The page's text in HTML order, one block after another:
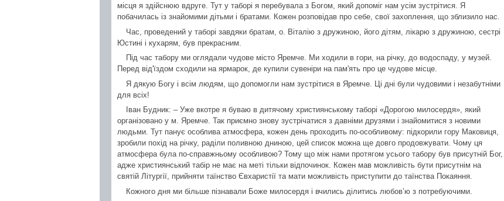
місця я здійснюю вдруге. Тут у таборі я перебувала з Богом, який допоміг нам усім зустрітися. Я
побачилась із знайомими дітьми і братами. Кожен розповідав про себе, свої захоплення, що зблизило нас.
Час, проведений у таборі завдяки братам, о. Віталію з дружиною, його дітям, лікарю з дружиною, сестрі
Юстині і кухарям, був прекрасним.
Під час табору ми оглядали чудове місто Яремче. Ми ходили в гори, на річку, до водоспаду, у музей.
Перед від'їздом сходили на ярмарок, де купили сувеніри на пам'ять про це чудове місце.
Я дякую Богу і всім людям, що допомогли нам зустрітися в Яремче. Ці дні були чудовими і незабутніми
для всіх!
Іван Будник: – Уже вкотре я буваю в дитячому християнському таборі «Дорогою милосердя», який
організовано у м. Яремче. Так приємно знову зустрічатися з давніми друзями і знайомитися з новими
людьми. Тут панує особлива атмосфера, кожен день проходить по-особливому: підкорили гору Маковиця,
зробили похід на річку, раділи поливною дниною, цей список можна ще довго продовжувати. Чому ця
атмосфера була по-справжньому особливою? Тому що між нами протягом усього табору був присутній Бог,
адже християнський табір не має на меті тільки відпочинок. Кожен мав можливість бути присутнім на
святій Літургії, прийняти таїнство Євхаристії та мати можливість приступити до таїнства Покаяння.
Кожного дня ми більше пізнавали Боже милосердя і вчились ділитись любов’ю з потребуючими.